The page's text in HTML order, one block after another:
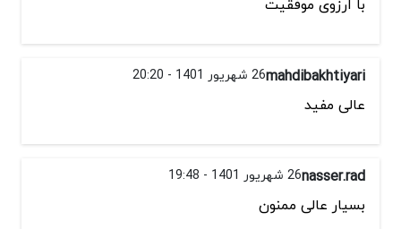
mahdibakhtiyari26 شهریور 1401 - 20:20
عالی مفید
nasser.rad26 شهریور 1401 - 19:48
بسیار عالی ممنون